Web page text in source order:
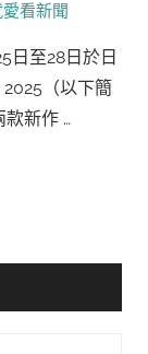
看新聞
日至28日於日
（以下簡
款新作 …